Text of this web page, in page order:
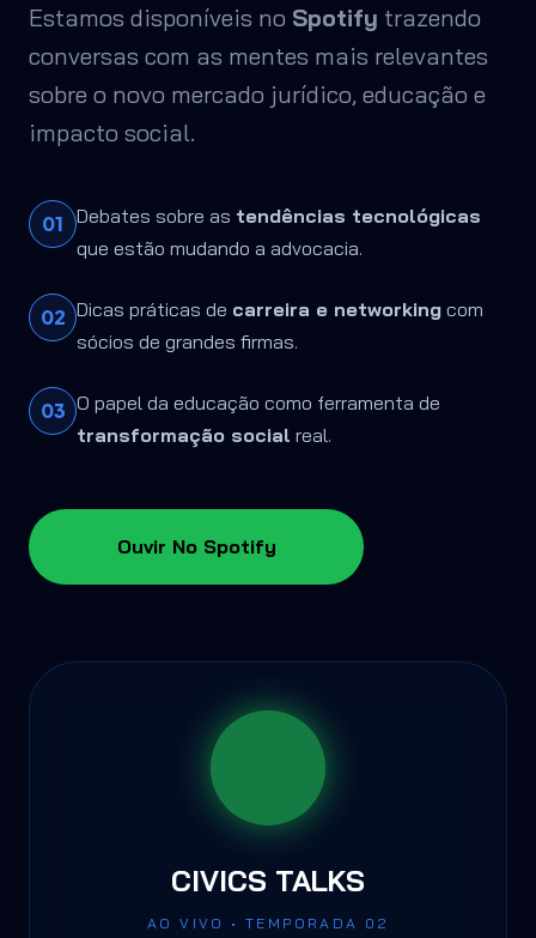
CIVICS TALKS
AO VIVO • TEMPORADA 02
Estamos disponíveis no Spotify trazendo
conversas com as mentes mais relevantes
sobre o novo mercado jurídico, educação e
impacto social.
01 Debates sobre as tendências tecnológicas
que estão mudando a advocacia.
02 Dicas práticas de carreira e networking com
sócios de grandes firmas.
03 O papel da educação como ferramenta de
transformação social real.
Ouvir No Spotify